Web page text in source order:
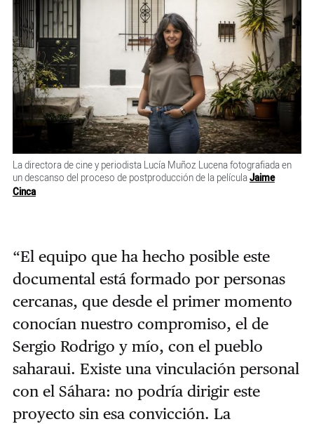
La directora de cine y periodista Lucía Muñoz Lucena fotografiada en
un descanso del proceso de postproducción de la películaJaime
Cinca
“El equipo que ha hecho posible este
documental está formado por personas
cercanas, que desde el primer momento
conocían nuestro compromiso, el de
Sergio Rodrigo y mío, con el pueblo
saharaui. Existe una vinculación personal
con el Sáhara: no podría dirigir este
proyecto sin esa convicción. La